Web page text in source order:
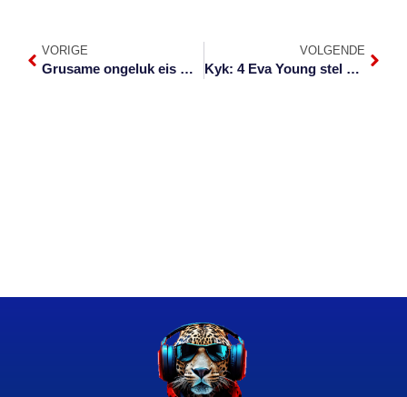
VORIGE
Grusame ongeluk eis man in Mbombela
VOLGENDE
Kyk: 4 Eva Young stel nuwe musiekvideo vry